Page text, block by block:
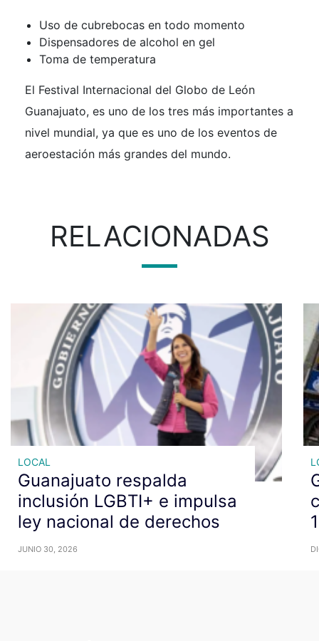
Uso de cubrebocas en todo momento
Dispensadores de alcohol en gel
Toma de temperatura
El Festival Internacional del Globo de León
Guanajuato, es uno de los tres más importantes a
nivel mundial, ya que es uno de los eventos de
aeroestación más grandes del mundo.
RELACIONADAS
LOCAL
Guanajuato respalda
inclusión LGBTI+ e impulsa
ley nacional de derechos
JUNIO 30, 2026